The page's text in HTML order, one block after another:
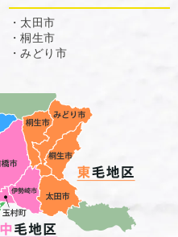
・太田市
・桐生市
・みどり市